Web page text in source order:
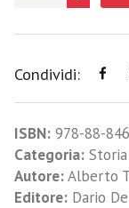
Condividi:
ISBN: 978-88-
Categoria:
Autore:Alberto
Editore:Dario